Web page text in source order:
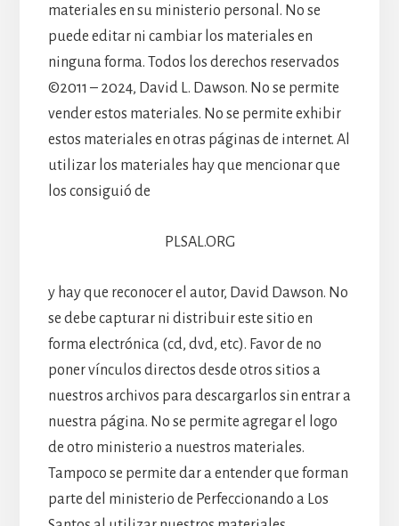
materiales en su ministerio personal. No se
puede editar ni cambiar los materiales en
ninguna forma. Todos los derechos reservados
©2011 – 2024, David L. Dawson. No se permite
vender estos materiales. No se permite exhibir
estos materiales en otras páginas de internet. Al
utilizar los materiales hay que mencionar que
los consiguió de
PLSAL.ORG
y hay que reconocer el autor, David Dawson. No
se debe capturar ni distribuir este sitio en
forma electrónica (cd, dvd, etc). Favor de no
poner vínculos directos desde otros sitios a
nuestros archivos para descargarlos sin entrar a
nuestra página. No se permite agregar el logo
de otro ministerio a nuestros materiales.
Tampoco se permite dar a entender que forman
parte del ministerio de Perfeccionando a Los